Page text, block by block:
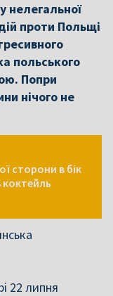
нелегальної
проти Польщі
польського
Попри
нічого не
сторони в бік
коктейль
22 липня